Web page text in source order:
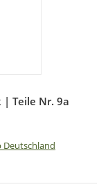
| Teile Nr. 9a
Deutschland